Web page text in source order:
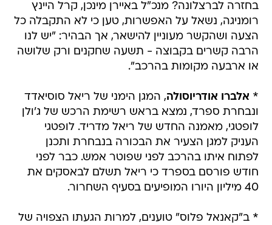
בחזרה לברצלונה? מנכ"ל באיירן מינכן, קרל היינץ
רומניגה, נשאל על האפשרות, טען כי לא התקבלה כל
הצעה ושהקשר מעוניין להישאר, אך הבהיר: "יש לנו
הרבה קשרים בקבוצה - תשעה שחקנים ורק שלושה
או ארבעה מקומות בהרכב".
* אלברו אודריוסולה, המגן הימני של ריאל סוסיאדד
ונבחרת ספרד, נמצא בראש רשימת הרכש של ג'ולן
לופטגי, מאמנה החדש של ריאל מדריד. לופטגי
העניק למגן הצעיר את הבכורה בנבחרת ותכנן
לפתוח איתו בהרכב לפני שפוטר אמש. כבר לפני
חודש פורסם בספרד כי ריאל תשלם לבאסקים את
40 מיליון היורו המופיעים בסעיף השחרור.
* ב"קאנאל פלוס" טוענים, למרות הגעתו הצפויה של